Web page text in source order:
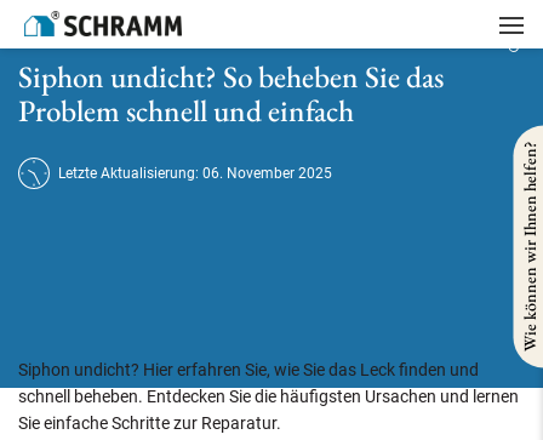
Startseite
Siphon undicht? So beheben Sie das Problem schnell und einfach
Siphon undicht? So beheben Sie das
Problem schnell und einfach
Letzte Aktualisierung: 06. November 2025
Siphon undicht? Hier erfahren Sie, wie Sie das Leck finden und
schnell beheben. Entdecken Sie die häufigsten Ursachen und lernen
Sie einfache Schritte zur Reparatur.
Wie können wir Ihnen helfen?